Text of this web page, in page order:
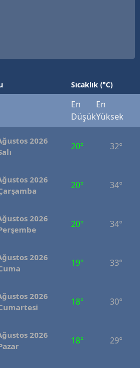
Sıcaklık (°C)
En
Düşük
En
Yüksek
2026
20° 32°
2026
20° 34°
2026
20° 34°
2026
19° 33°
2026
18° 30°
2026
18° 29°